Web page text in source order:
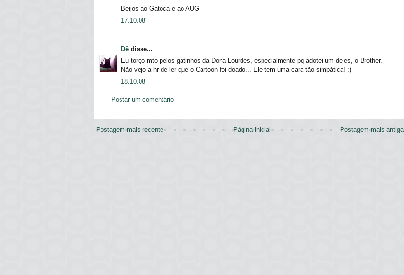
Beijos ao Gatoca e ao AUG
17.10.08
Dê disse...
Eu torço mto pelos gatinhos da Dona Lourdes, especialmente pq adotei um deles, o Brother.
Não vejo a hr de ler que o Cartoon foi doado... Ele tem uma cara tão simpática! :)
18.10.08
Postar um comentário
Postagem mais recente Postagem mais antiga
Página inicial